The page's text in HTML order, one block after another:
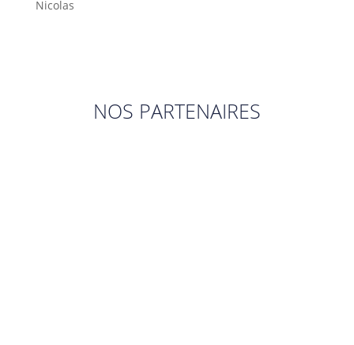
Nicolas
NOS PARTENAIRES